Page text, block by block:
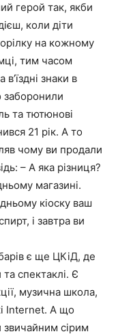
герой так, якби
коли діти
на кожному
тим часом
знаки в
заборонили
та тютюнові
21 рік. А то
чому ви продали
– А яка різниця?
магазині.
кіоску ваш
і завтра ви
є ще ЦКіД, де
спектаклі. Є
музична школа,
Internet. А що
звичайним сірим